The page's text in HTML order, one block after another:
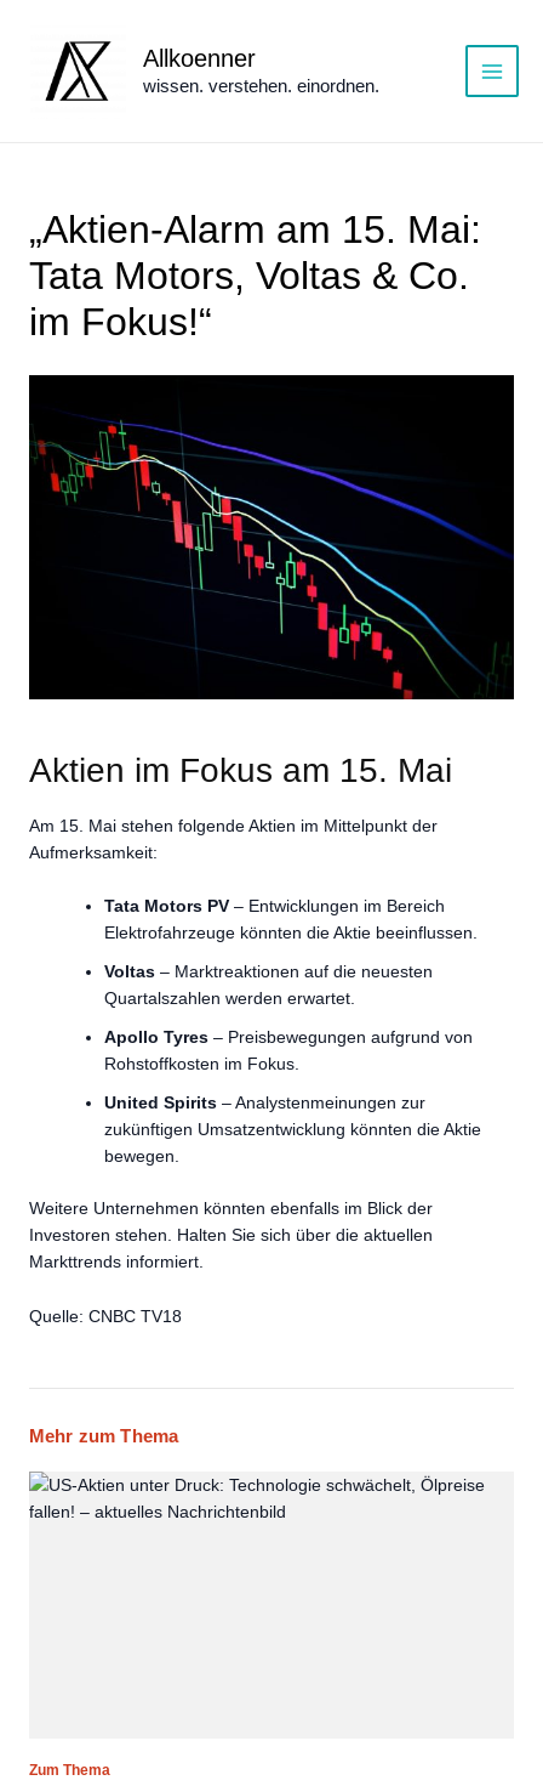
springen
Allkoenner
wissen. verstehen. einordnen.
Main
„Aktien-Alarm am 15. Mai:
Tata Motors, Voltas & Co.
im Fokus!“
Aktien im Fokus am 15. Mai
Am 15. Mai stehen folgende Aktien im Mittelpunkt der
Aufmerksamkeit:
Tata Motors PV – Entwicklungen im Bereich
Elektrofahrzeuge könnten die Aktie beeinflussen.
Voltas – Marktreaktionen auf die neuesten
Quartalszahlen werden erwartet.
Apollo Tyres – Preisbewegungen aufgrund von
Rohstoffkosten im Fokus.
United Spirits – Analystenmeinungen zur
zukünftigen Umsatzentwicklung könnten die Aktie
bewegen.
Weitere Unternehmen könnten ebenfalls im Blick der
Investoren stehen. Halten Sie sich über die aktuellen
Markttrends informiert.
Quelle: CNBC TV18
Mehr zum Thema
Zum Thema